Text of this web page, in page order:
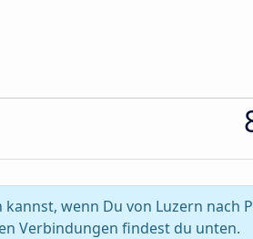
kannst, wenn Du von Luzern nach
Verbindungen findest du unten.